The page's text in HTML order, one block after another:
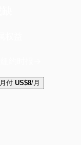
月付 US$8/月